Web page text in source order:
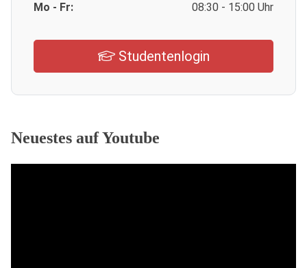
Mo - Fr: 08:30 - 15:00 Uhr
Studentenlogin
Neuestes auf Youtube